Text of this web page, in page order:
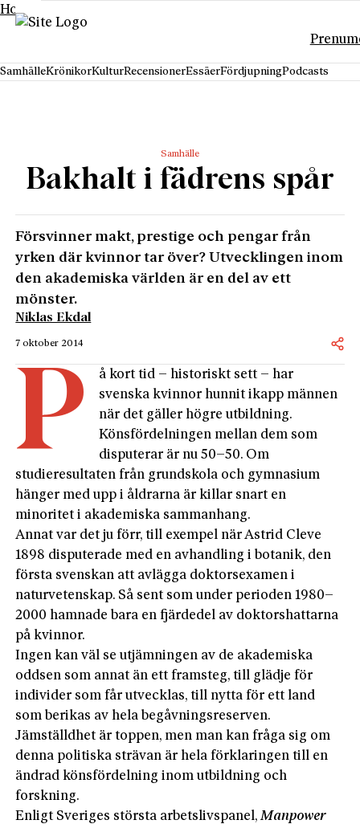
Hoppa till innehåll
SamhälleKrönikorKulturRecensionerEssäerFördjupningPodcasts
Samhälle
Bakhalt i fädrens spår
Försvinner makt, prestige och pengar från
yrken där kvinnor tar över? Utvecklingen inom
den akademiska världen är en del av ett
mönster.
Niklas Ekdal
7 oktober 2014
P
å kort tid – historiskt sett – har
svenska kvinnor hunnit ikapp männen
när det gäller högre utbildning.
Könsfördelningen mellan dem som
disputerar är nu 50–50. Om
studieresultaten från grundskola och gymnasium
hänger med upp i åldrarna är killar snart en
minoritet i akademiska sammanhang.
Annat var det ju förr, till exempel när Astrid Cleve
1898 disputerade med en avhandling i botanik, den
första svenskan att avlägga doktorsexamen i
naturvetenskap. Så sent som under perioden 1980–
2000 hamnade bara en fjärdedel av doktorshattarna
på kvinnor.
Ingen kan väl se utjämningen av de akademiska
oddsen som annat än ett framsteg, till glädje för
individer som får utvecklas, till nytta för ett land
som berikas av hela begåvningsreserven.
Jämställdhet är toppen, men man kan fråga sig om
denna politiska strävan är hela förklaringen till en
ändrad könsfördelning inom utbildning och
forskning.
Enligt Sveriges största arbetslivspanel,Manpower